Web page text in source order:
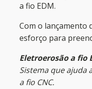
a fio EDM.
Com o lançamento
esforço para
Eletroerosão a fio
Sistema que ajuda
a fio CNC.